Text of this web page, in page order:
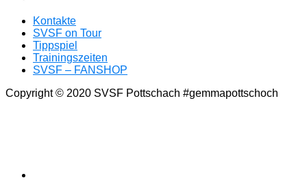
Kontakte
SVSF on Tour
Tippspiel
Trainingszeiten
SVSF – FANSHOP
Copyright © 2020 SVSF Pottschach #gemmapottschoch